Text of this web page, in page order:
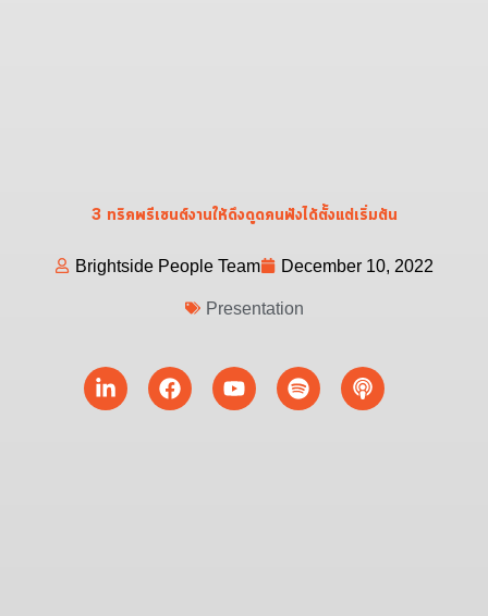
3 ทริคพรีเซนต์งานให้ดึงดูดคนฟังได้ตั้งแต่เริ่มต้น
Brightside People Team December 10, 2022
Presentation
Linkedin-
in
FacebookYoutubeSpotifyPodcast